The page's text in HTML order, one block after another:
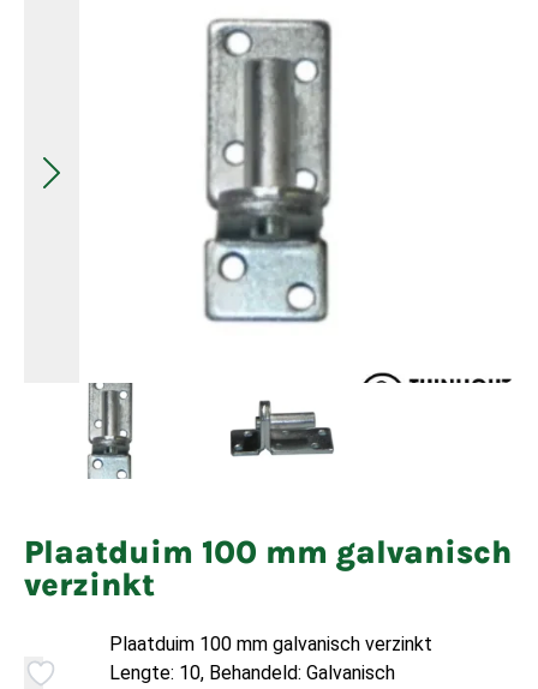
Plaatduim 100 mm galvanisch
verzinkt
Plaatduim 100 mm galvanisch verzinkt
Lengte: 10, Behandeld: Galvanisch